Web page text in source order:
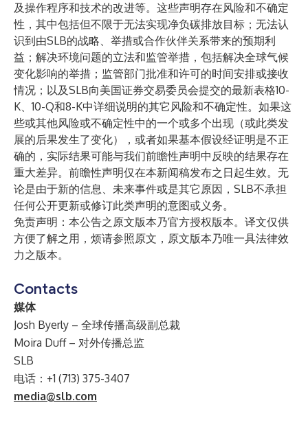
及操作程序和技术的改进等。这些声明存在风险和不确定
性，其中包括但不限于无法实现净负碳排放目标；无法认
识到由SLB的战略、举措或合作伙伴关系带来的预期利
益；解决环境问题的立法和监管举措，包括解决全球气候
变化影响的举措；监管部门批准和许可的时间安排或接收
情况；以及SLB向美国证券交易委员会提交的最新表格10-
K、10-Q和8-K中详细说明的其它风险和不确定性。如果这
些或其他风险或不确定性中的一个或多个出现（或此类发
展的后果发生了变化），或者如果基本假设经证明是不正
确的，实际结果可能与我们前瞻性声明中反映的结果存在
重大差异。前瞻性声明仅在本新闻稿发布之日起生效。无
论是由于新的信息、未来事件或是其它原因，SLB不承担
任何公开更新或修订此类声明的意图或义务。
免责声明：本公告之原文版本乃官方授权版本。译文仅供
方便了解之用，烦请参照原文，原文版本乃唯一具法律效
力之版本。
Contacts
媒体
Josh Byerly – 全球传播高级副总裁
Moira Duff – 对外传播总监
SLB
电话：+1 (713) 375-3407
media@slb.com